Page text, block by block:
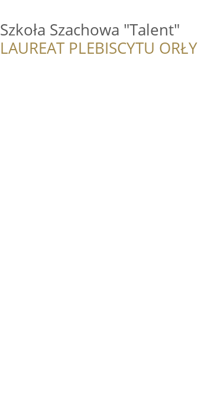
Szkoła Szachowa "Talent"
LAUREAT PLEBISCYTU ORŁY